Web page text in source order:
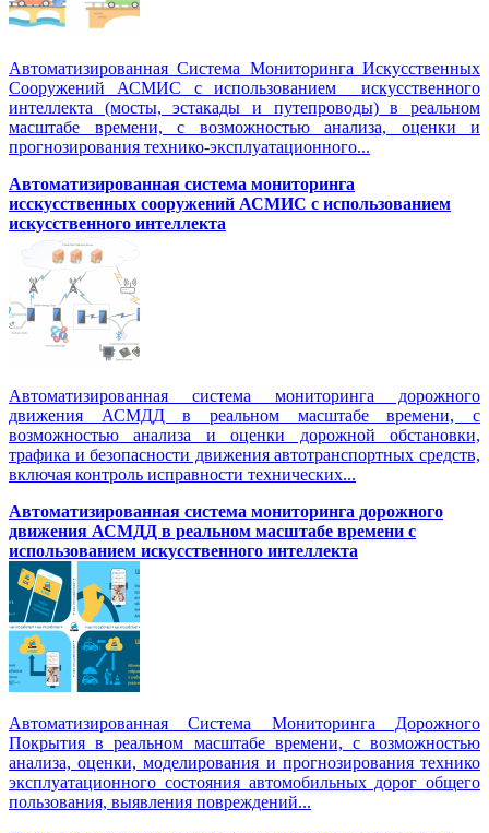
Автоматизированная Система Мониторинга Искусственных
Сооружений АСМИС с использованием искусственного
интеллекта (мосты, эстакады и путепроводы) в реальном
масштабе времени, с возможностью анализа, оценки и
прогнозирования технико-эксплуатационного...
Автоматизированная система мониторинга
исскусственных сооружений АСМИС с использованием
искусственного интеллекта
Автоматизированная система мониторинга дорожного
движения АСМДД в реальном масштабе времени, с
возможностью анализа и оценки дорожной обстановки,
трафика и безопасности движения автотранспортных средств,
включая контроль исправности технических...
Автоматизированная cистема мониторинга дорожного
движения АСМДД в реальном масштабе времени с
использованием искусственного интеллекта
Автоматизированная Система Мониторинга Дорожного
Покрытия в реальном масштабе времени, с возможностью
анализа, оценки, моделирования и прогнозирования технико
эксплуатационного состояния автомобильных дорог общего
пользования, выявления повреждений...